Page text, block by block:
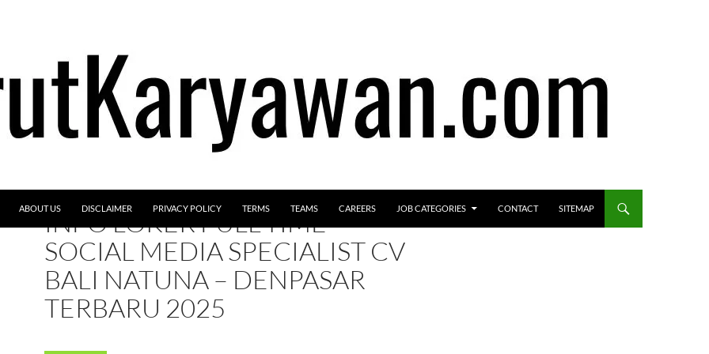
ABOUT US DISCLAIMER PRIVACY POLICY TERMS TEAMS CAREERS JOB CATEGORIES CONTACT SITEMAP
INFO LOKER FULL-TIME –
SOCIAL MEDIA SPECIALIST CV
BALI NATUNA – DENPASAR
TERBARU 2025